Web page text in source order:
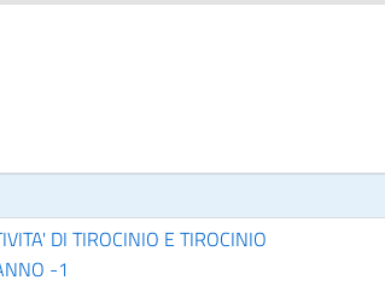
DI TIROCINIO E TIROCINIO
-1